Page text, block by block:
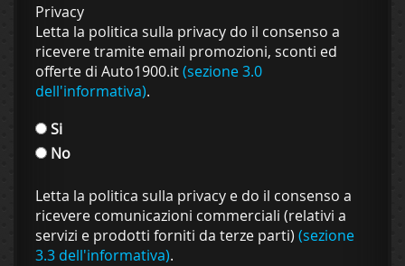
Privacy
Letta la politica sulla privacy do il consenso a
ricevere tramite email promozioni, sconti ed
offerte di Auto1900.it(sezione 3.0
dell'informativa).
Si
No
Letta la politica sulla privacy e do il consenso a
ricevere comunicazioni commerciali (relativi a
servizi e prodotti forniti da terze parti) (sezione
3.3 dell'informativa).